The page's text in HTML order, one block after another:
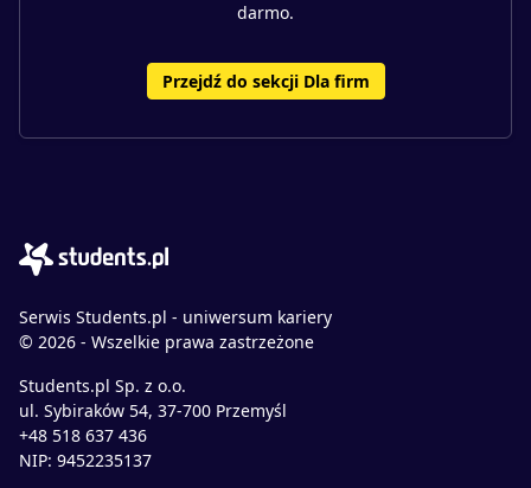
darmo.
Przejdź do sekcji Dla firm
Serwis Students.pl - uniwersum kariery
© 2026 - Wszelkie prawa zastrzeżone
Students.pl Sp. z o.o.
ul. Sybiraków 54, 37-700 Przemyśl
+48 518 637 436
NIP: 9452235137